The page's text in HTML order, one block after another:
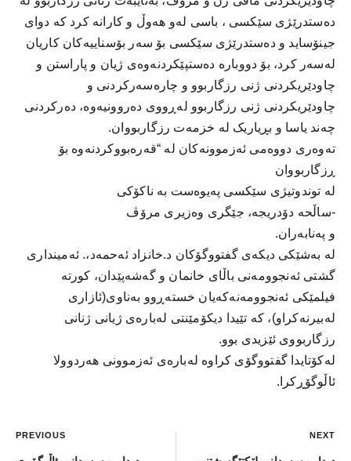
دەستدرێژی سێکسی ، باسی لەو هەوڵ و کارانە کرد کە دوای
جینۆساید و دەستدرێژی سێکسی بۆ سەر بۆسناییەکان کاریان
لەسەر کرد، بۆ دووبارە دەستپێکردنەوەی ژیان و پاراستن و
چاودێریکردنی ژنی رزگاربوو و چارەسەرکردنی و
چاودێریکردنی ژنی رزگاربوو لەڕووی دەروونیەوە، دەرکردنی
چەند یاسا و بڕیاريک لە خزمەت رزگاربووان.
تەوەری دووەمی ئەزموونەکان لە “قەرەبووکردنەوە بۆ
ڕزگاربووان
لە توندوتیژی سێکسی پەیوەست بە ناکۆکی
-ساڵحە دۆدریجە، جێگری وەزیری مرۆڤ
و پەنابەران.
لە بەشێکی دیکەی گفتووگۆکان د.خانزاد ئەحمەد،. ئەمینداری
گشتی ئەنجوومەنی باڵای خانمان و گەشەپێدان، کورتە
فیلمێکی ئەنجوومەنەکەیان خستەڕوو بەناوی(ئازاری
لەبیرنەکراو)، کە تێیدا دیکۆمێنتی لەبارەی ژیانی ژنانی
رزگاربووی ئێزیدی بوو.
لەکۆتایدا گفتووگۆی کراوە لەبارەی ئەزموونی هەردوولا
ئاڵوگۆڕکرا.
PREVIOUS NEXT